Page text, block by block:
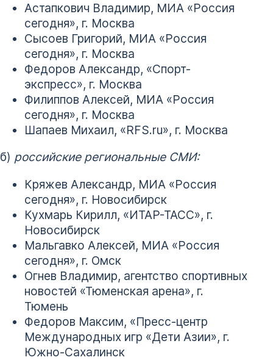
Астапкович Владимир, МИА «Россия
сегодня», г. Москва
Сысоев Григорий, МИА «Россия
сегодня», г. Москва
Федоров Александр, «Спорт-
экспресс», г. Москва
Филиппов Алексей, МИА «Россия
сегодня», г. Москва
Шапаев Михаил, «RFS.ru», г. Москва
б) российские региональные СМИ:
Кряжев Александр, МИА «Россия
сегодня», г. Новосибирск
Кухмарь Кирилл, «ИТАР-ТАСС», г.
Новосибирск
Мальгавко Алексей, МИА «Россия
сегодня», г. Омск
Огнев Владимир, агентство спортивных
новостей «Тюменская арена», г.
Тюмень
Федоров Максим, «Пресс-центр
Международных игр «Дети Азии», г.
Южно-Сахалинск